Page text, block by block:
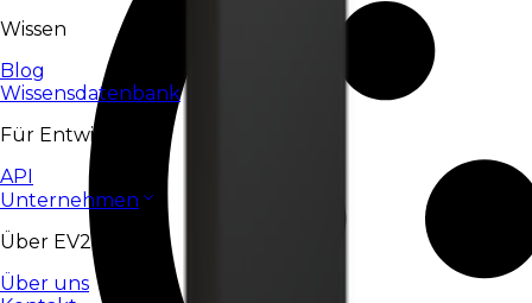
Wissen
Blog
Wissensdatenbank
Für Entwickler
API
Unternehmen
Über EV24
Über uns